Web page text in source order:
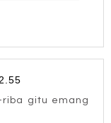
riba gitu emang